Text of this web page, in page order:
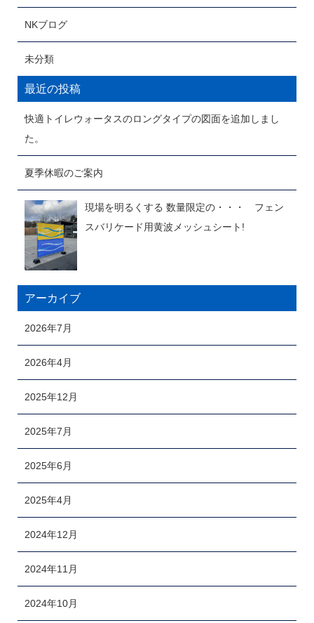
NKブログ
未分類
最近の投稿
快適トイレウォータスのロングタイプの図面を追加しまし
た。
夏季休暇のご案内
現場を明るくする 数量限定の・・・ フェン
スバリケード用黄波メッシュシート!
アーカイブ
2026年7月
2026年4月
2025年12月
2025年7月
2025年6月
2025年4月
2024年12月
2024年11月
2024年10月